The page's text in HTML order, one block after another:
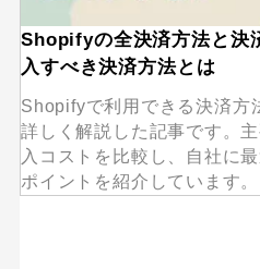
Shopifyの全決済方法と決
入すべき決済方法とは
Shopifyで利用できる決済方
詳しく解説した記事です。
入コストを比較し、自社に
ポイントを紹介しています。